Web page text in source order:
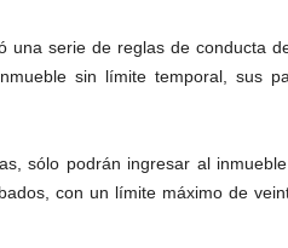
una serie de reglas de conducta
sin límite temporal, sus
sólo podrán ingresar al
con un límite máximo de